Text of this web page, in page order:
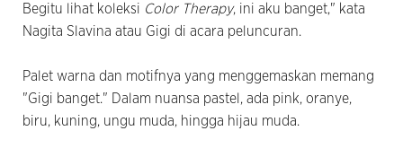
Begitu lihat koleksi Color Therapy, ini aku banget," kata
Nagita Slavina atau Gigi di acara peluncuran.
Palet warna dan motifnya yang menggemaskan memang
"Gigi banget." Dalam nuansa pastel, ada pink, oranye,
biru, kuning, ungu muda, hingga hijau muda.